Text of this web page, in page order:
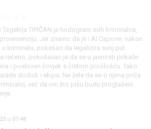
TIPIČAN je hodogram svih kriminalca,
Jer znamo da je i Al Capone, nakon
kriminalu, pokašao da legalizira svoj put.
rečeno, pokušavao je da se u javnosti prikaže
i poslovan čovjek s čistom prošlošću. Tako
dodick i ekipa. Ne žele da se o njima priča
već da oni što pišu budu proglašeni
u 07:48